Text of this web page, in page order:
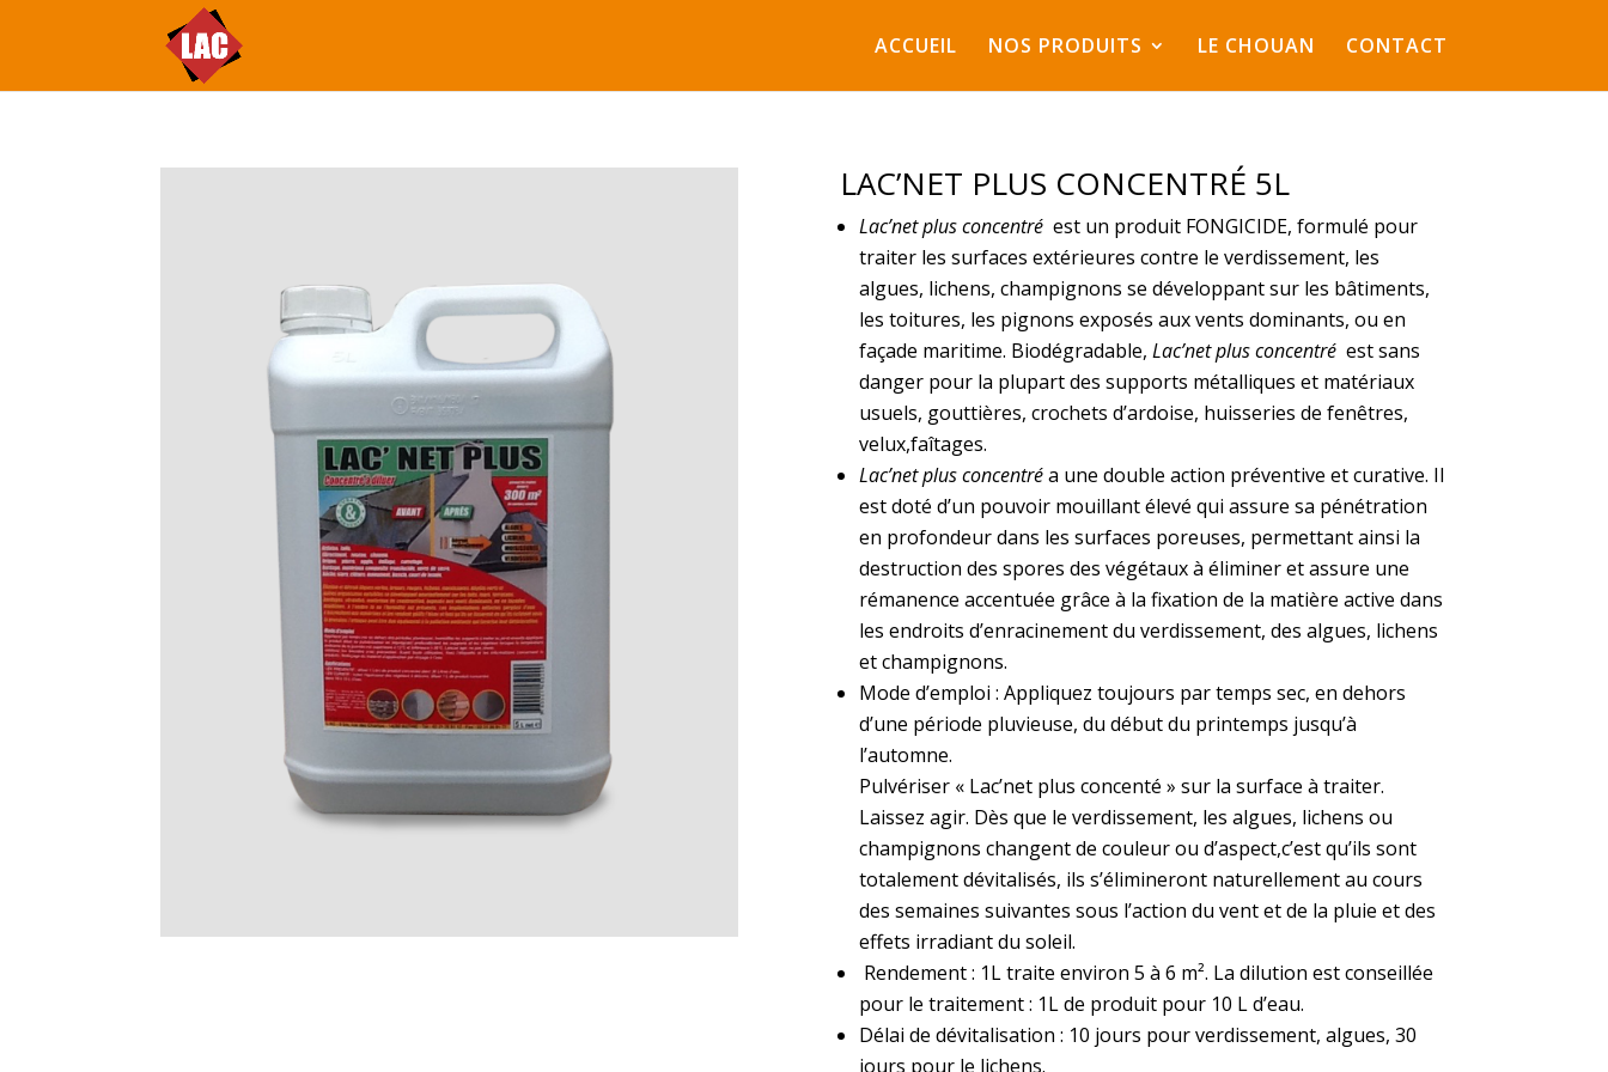
ACCUEIL NOS PRODUITS LE CHOUAN CONTACT
LAC’NET PLUS CONCENTRÉ 5L
Lac’net plus concentréest un produit FONGICIDE, formulé pour
traiter les surfaces extérieures contre le verdissement, les
algues, lichens, champignons se développant sur les bâtiments,
les toitures, les pignons exposés aux vents dominants, ou en
façade maritime. Biodégradable, Lac’net plus concentré est sans
danger pour la plupart des supports métalliques et matériaux
usuels, gouttières, crochets d’ardoise, huisseries de fenêtres,
velux,faîtages.
Lac’net plus concentréa une double action préventive et curative. Il
est doté d’un pouvoir mouillant élevé qui assure sa pénétration
en profondeur dans les surfaces poreuses, permettant ainsi la
destruction des spores des végétaux à éliminer et assure une
rémanence accentuée grâce à la fixation de la matière active dans
les endroits d’enracinement du verdissement, des algues, lichens
et champignons.
Mode d’emploi : Appliquez toujours par temps sec, en dehors
d’une période pluvieuse, du début du printemps jusqu’à
l’automne.
Pulvériser « Lac’net plus concenté » sur la surface à traiter.
Laissez agir. Dès que le verdissement, les algues, lichens ou
champignons changent de couleur ou d’aspect,c’est qu’ils sont
totalement dévitalisés, ils s’élimineront naturellement au cours
des semaines suivantes sous l’action du vent et de la pluie et des
effets irradiant du soleil.
Rendement : 1L traite environ 5 à 6 m². La dilution est conseillée
pour le traitement : 1L de produit pour 10 L d’eau.
Délai de dévitalisation : 10 jours pour verdissement, algues, 30
jours pour le lichens.